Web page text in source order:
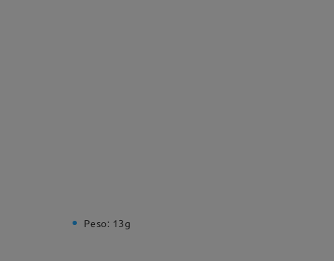
Peso: 13g